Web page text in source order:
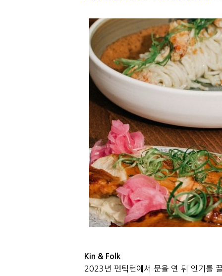
Kin & Folk
2023 년 펜틱턴에서 문을 연 뒤 인기를